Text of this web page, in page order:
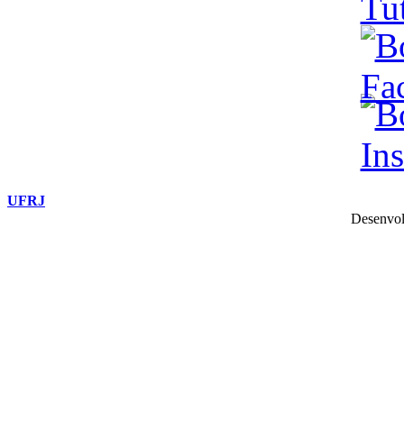
UFRJ